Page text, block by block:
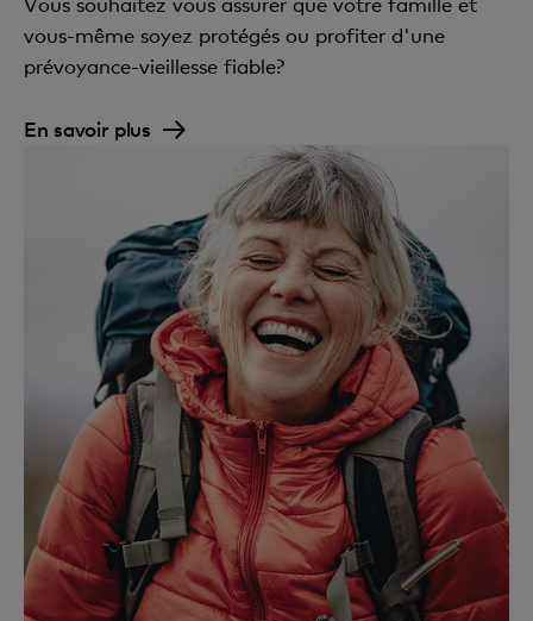
vous-même soyez protégés ou profiter d'une
prévoyance-vieillesse fiable?
En savoir plus